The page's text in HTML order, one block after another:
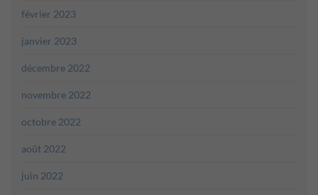
février 2023
janvier 2023
décembre 2022
novembre 2022
octobre 2022
août 2022
juin 2022